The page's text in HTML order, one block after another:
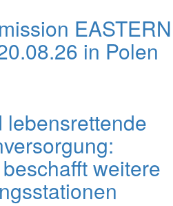
EASTERN
in Polen
weitere